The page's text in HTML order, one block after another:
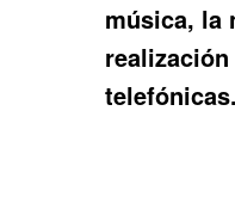
música, la
telefónicas.